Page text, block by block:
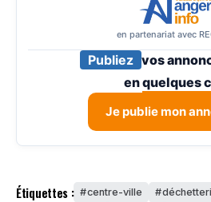
en partenariat avec
Publiez vos
enquelques
Je publie mon
Étiquettes : centre-ville